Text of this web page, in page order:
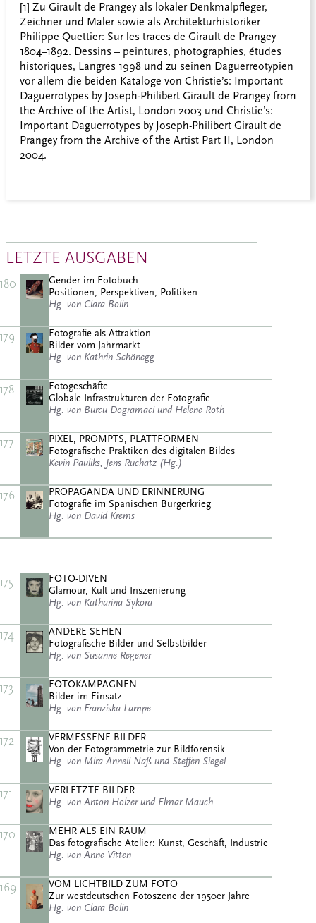
[1] Zu Girault de Prangey als lokaler Denkmalpfleger,
Zeichner und Maler sowie als Architekturhistoriker
Philippe Quettier: Sur les traces de Girault de Prangey
1804–1892. Dessins – peintures, photographies, études
historiques, Langres 1998 und zu seinen Daguerreotypien
vor allem die beiden Kataloge von Christie’s: Important
Daguerrotypes by Joseph-Philibert Girault de Prangey from
the Archive of the Artist, London 2003 und Christie’s:
Important Daguerrotypes by Joseph-Philibert Girault de
Prangey from the Archive of the Artist Part II, London
2004.
LETZTE AUSGABEN
180
Gender im Fotobuch
Positionen, Perspektiven, Politiken
Hg. von Clara Bolin
179
Fotografie als Attraktion
Bilder vom Jahrmarkt
Hg. von Kathrin Schönegg
178
Fotogeschäfte
Globale Infrastrukturen der Fotografie
Hg. von Burcu Dogramaci und Helene Roth
177
PIXEL, PROMPTS, PLATTFORMEN
Fotografische Praktiken des digitalen Bildes
Kevin Pauliks, Jens Ruchatz (Hg.)
176
PROPAGANDA UND ERINNERUNG
Fotografie im Spanischen Bürgerkrieg
Hg. von David Krems
175
FOTO-DIVEN
Glamour, Kult und Inszenierung
Hg. von Katharina Sykora
174
ANDERE SEHEN
Fotografische Bilder und Selbstbilder
Hg. von Susanne Regener
173
FOTOKAMPAGNEN
Bilder im Einsatz
Hg. von Franziska Lampe
172
VERMESSENE BILDER
Von der Fotogrammetrie zur Bildforensik
Hg. von Mira Anneli Naß und Steffen Siegel
171
VERLETZTE BILDER
Hg. von Anton Holzer und Elmar Mauch
170
MEHR ALS EIN RAUM
Das fotografische Atelier: Kunst, Geschäft, Industrie
Hg. von Anne Vitten
169
VOM LICHTBILD ZUM FOTO
Zur westdeutschen Fotoszene der 1950er Jahre
Hg. von Clara Bolin